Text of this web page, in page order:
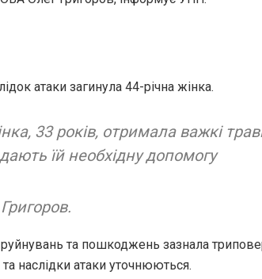
атаки загинула 44-річна жінка.
33 років, отримала важкі
їй необхідну допомогу
та пошкоджень зазнала
та наслідки атаки уточнюються.